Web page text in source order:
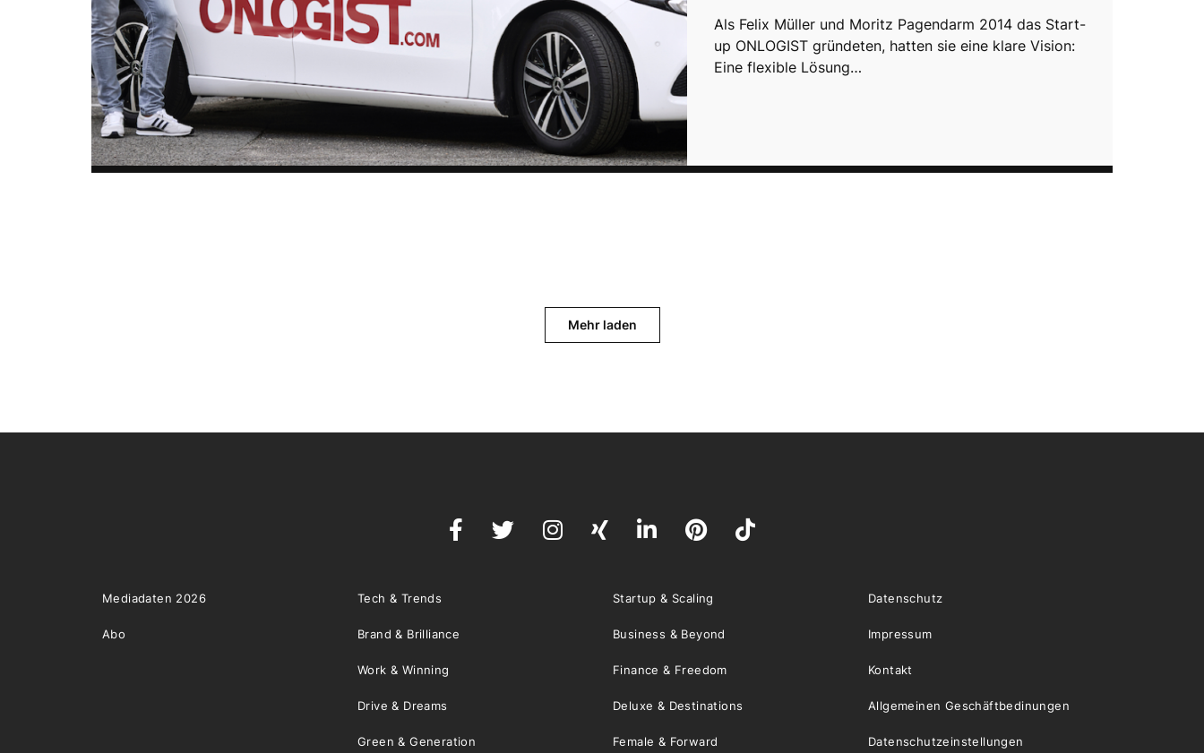
Als Felix Müller und Moritz Pagendarm 2014 das Start-
up ONLOGIST gründeten, hatten sie eine klare Vision:
Eine flexible Lösung…
Mehr laden
Mediadaten 2026
Abo
Tech & Trends Startup & Scaling
Brand & Brilliance Business & Beyond
Work & Winning Finance & Freedom
Drive & Dreams Deluxe & Destinations
Green & Generation Female & Forward
Datenschutz
Impressum
Kontakt
Allgemeinen Geschäftbedinungen
Datenschutzeinstellungen